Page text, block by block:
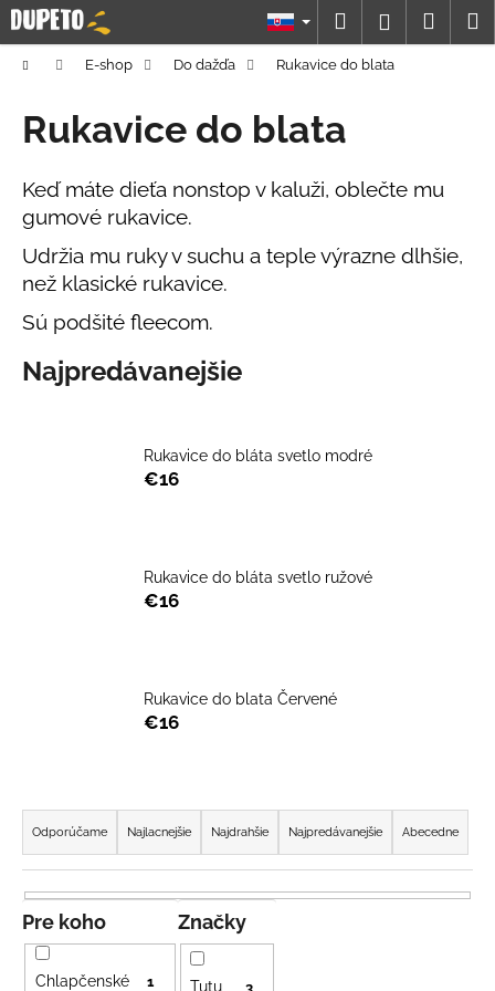
Prejsť
na
obsah
Hľadať
DomovE-shop Do dažďa Rukavice do blata
Rukavice do blata
Keď máte dieťa nonstop v kaluži, oblečte mu
gumové rukavice.
Udržia mu ruky v suchu a teple výrazne dlhšie,
než klasické rukavice.
Sú podšité fleecom.
Najpredávanejšie
Rukavice do bláta svetlo modré
€16
Rukavice do bláta svetlo ružové
€16
Rukavice do blata Červené
€16
R
a
d
e
n
i
e
Odporúčame Najlacnejšie Najdrahšie Najpredávanejšie Abecedne
Značky
Tutu 3
Pre koho
Chlapčenské 1
K
o
Č
o
p
o
t
r
e
b
j
O
d
p
o
r